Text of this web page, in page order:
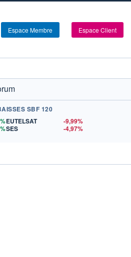
Espace Membre Espace Client
SBF 120
EUTELSAT
-9,99%
SES
-4,97%